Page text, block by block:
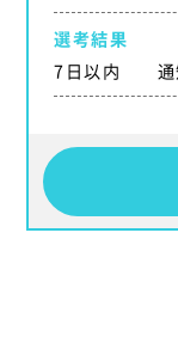
選考結果
7日以内 通